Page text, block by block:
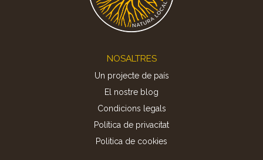
NOSALTRES
Un projecte de país
El nostre blog
Condicions legals
Política de privacitat
Politica de cookies